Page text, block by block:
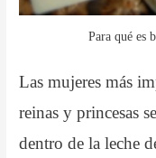
Para qué es
Las mujeres más
reinas y princesas
dentro de la leche